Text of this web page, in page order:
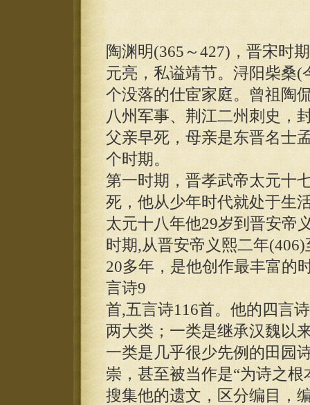
陶渊明(365～427)，晋宋时
元亮，私谥靖节。浔阳柴桑
个没落的仕宦家庭。曾祖陶
八州军事、荆江二州刺史，
父亲早死，母亲是东晋名士
个时期。
第一时期，晋孝武帝太元十
死，他从少年时代就处于生
太元十八年他29岁到晋安帝
时期,从晋安帝义熙二年
20多年，是他创作最丰富的
言诗9
首,五言诗116首。他的四言
两大类；一类是继承汉魏以
一类是几乎很少先例的田园
崇，甚至被当作是“为诗之
搜集他的遗文，区分编目，